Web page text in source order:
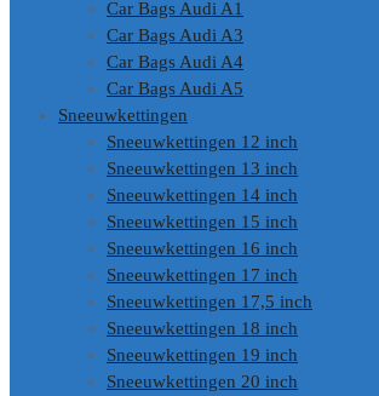
Car Bags Audi A1
Car Bags Audi A3
Car Bags Audi A4
Car Bags Audi A5
Sneeuwkettingen
Sneeuwkettingen 12 inch
Sneeuwkettingen 13 inch
Sneeuwkettingen 14 inch
Sneeuwkettingen 15 inch
Sneeuwkettingen 16 inch
Sneeuwkettingen 17 inch
Sneeuwkettingen 17,5 inch
Sneeuwkettingen 18 inch
Sneeuwkettingen 19 inch
Sneeuwkettingen 20 inch